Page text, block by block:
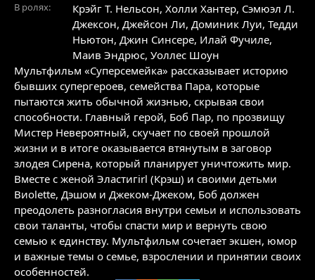
В ролях: Крэйг Т. Нельсон, Холли Хантер, Сэмюэл Л.
Джексон, Джейсон Ли, Доминик Луи, Тедди
Ньютон, Джин Синсере, Илай Фучиле,
Маив Эндрюс, Уоллес Шоун
Мультфильм «Суперсемейка» рассказывает историю
бывших супергероев, семейства Пара, которые
пытаются жить обычной жизнью, скрывая свои
способности. Главный герой, Боб Пар, по прозвищу
Мистер Невероятный, скучает по своей прошлой
жизни и в итоге оказывается втянутым в заговор
злодея Сирена, который планирует уничтожить мир.
Вместе с женой Эластигirl (Крэш) и своими детьми
Виоlette, Дэшом и Джеком-Джеком, Боб должен
преодолеть разногласия внутри семьи и использовать
свои таланты, чтобы спасти мир и вернуть свою
семью к единству. Мультфильм сочетает экшен, юмор
и важные темы о семье, взрослении и принятии своих
особенностей.